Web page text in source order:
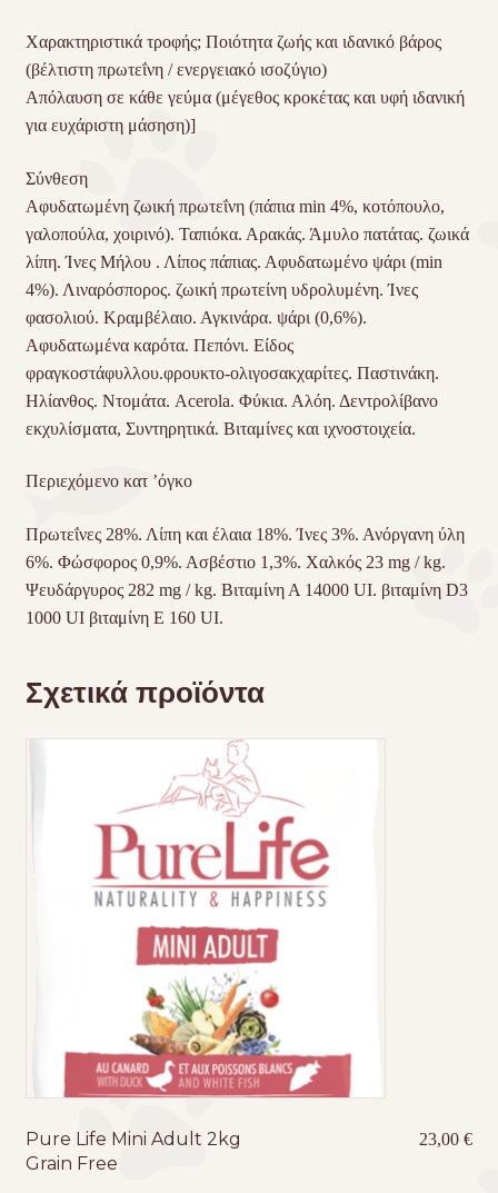
Χαρακτηριστικά τροφής; Ποιότητα ζωής και ιδανικό βάρος
(βέλτιστη πρωτεΐνη / ενεργειακό ισοζύγιο)
Απόλαυση σε κάθε γεύμα (μέγεθος κροκέτας και υφή ιδανική
για ευχάριστη μάσηση)]
Σύνθεση
Αφυδατωμένη ζωική πρωτεΐνη (πάπια min 4%, κοτόπουλο,
γαλοπούλα, χοιρινό). Ταπιόκα. Αρακάς. Άμυλο πατάτας. ζωικά
λίπη. Ίνες Μήλου . Λίπος πάπιας. Αφυδατωμένο ψάρι (min
4%). Λιναρόσπορος. ζωική πρωτείνη υδρολυμένη. Ίνες
φασολιού. Κραμβέλαιο. Αγκινάρα. ψάρι (0,6%).
Αφυδατωμένα καρότα. Πεπόνι. Είδος
φραγκοστάφυλλου.φρουκτο-ολιγοσακχαρίτες. Παστινάκη.
Ηλίανθος. Ντομάτα. Acerola. Φύκια. Αλόη. Δεντρολίβανο
εκχυλίσματα, Συντηρητικά. Βιταμίνες και ιχνοστοιχεία.
Περιεχόμενο κατ ’όγκο
Πρωτεΐνες 28%. Λίπη και έλαια 18%. Ίνες 3%. Ανόργανη ύλη
6%. Φώσφορος 0,9%. Ασβέστιο 1,3%. Χαλκός 23 mg / kg.
Ψευδάργυρος 282 mg / kg. Βιταμίνη Α 14000 UI. βιταμίνη D3
1000 UI βιταμίνη Ε 160 UI.
Σχετικά προϊόντα
Pure Life Mini Adult 2kg
Grain Free
23,00€